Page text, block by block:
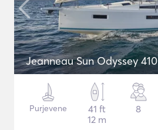
Jeanneau Sun Odyssey 410
Purjevene
41 ft
12 m
8